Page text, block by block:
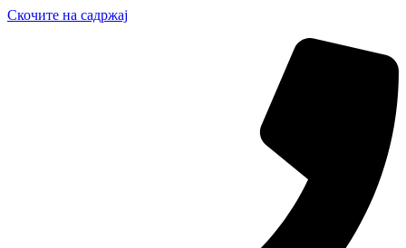
Скочите на садржај